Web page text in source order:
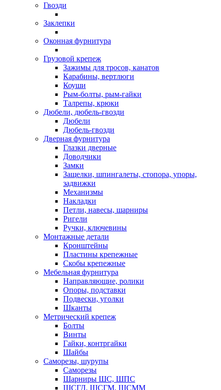
Гвозди
Заклепки
Оконная фурнитура
Грузовой крепеж
Зажимы для тросов, канатов
Карабины, вертлюги
Коуши
Рым-болты, рым-гайки
Талрепы, крюки
Дюбели, дюбель-гвозди
Дюбели
Дюбель-гвозди
Дверная фурнитура
Глазки дверные
Доводчики
Замки
Защелки, шпингалеты, стопора, упоры,
задвижки
Механизмы
Накладки
Петли, навесы, шарниры
Ригели
Ручки, ключевины
Монтажные детали
Кронштейны
Пластины крепежные
Скобы крепежные
Мебельная фурнитура
Направляющие, ролики
Опоры, подставки
Подвески, уголки
Шканты
Метрический крепеж
Болты
Винты
Гайки, контргайки
Шайбы
Саморезы, шурупы
Саморезы
Шарниры ШС, ШПС
ШСГД, ШСГМ, ШСММ